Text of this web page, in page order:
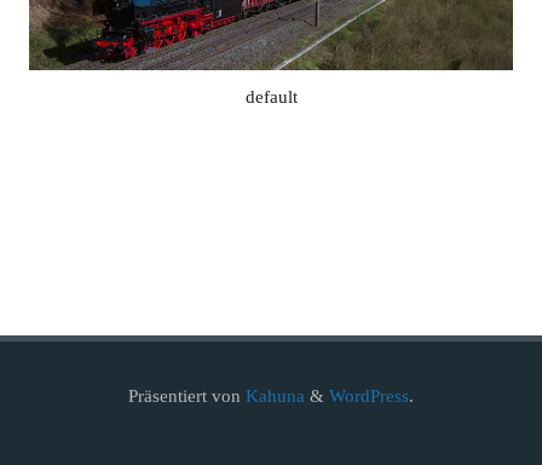
default
Präsentiert von Kahuna & WordPress.